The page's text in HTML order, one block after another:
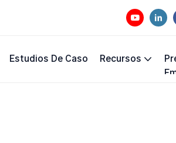
Estudios De Caso Recursos